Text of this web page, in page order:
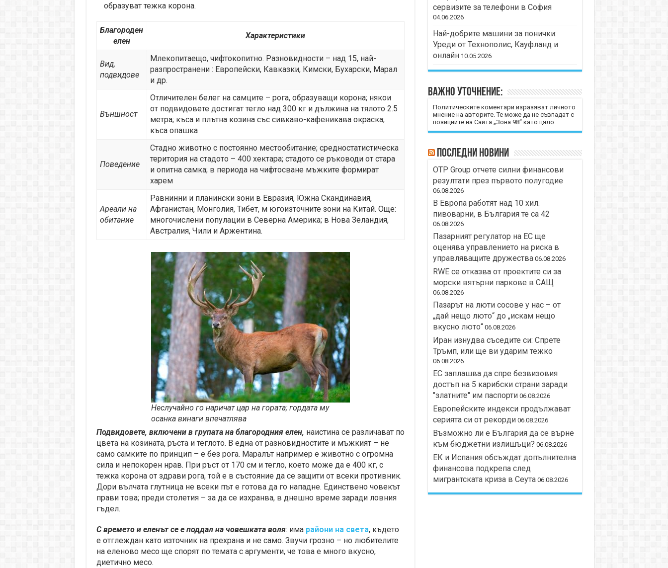
образуват тежка корона.
Благороден
елен
Характеристики
Вид,
подвидове
Млекопитаещо, чифтокопитно. Разновидности – над 15, най-
разпространени : Европейски, Кавказки, Кимски, Бухарски, Марал
и др.
Външност
Отличителен белег на самците – рога, образуващи корона; някои
от подвидовете достигат тегло над 300 кг и дължина на тялото 2.5
метра; къса и плътна козина със сивкаво-кафеникава окраска;
къса опашка
Поведение
Стадно животно с постоянно местообитание; средностатистическа
територия на стадото – 400 хектара; стадото се ръководи от стара
и опитна самка; в периода на чифтосване мъжките формират
харем
Ареали на
обитание
Равнинни и планински зони в Евразия, Южна Скандинавия,
Афганистан, Монголия, Тибет, м югоизточните зони на Китай. Още:
многочислени популации в Северна Америка; в Нова Зеландия,
Австралия, Чили и Аржентина.
Неслучайно го наричат цар на гората; гордата му
осанка винаги впечатлява
Подвидовете, включени в групата на благородния елен, наистина се различават по
цвета на козината, ръста и теглото. В една от разновидностите и мъжкият – не
само самките по принцип – е без рога. Маралът например е животно с огромна
сила и непокорен нрав. При ръст от 170 см и тегло, което може да е 400 кг, с
тежка корона от здрави рога, той е в състояние да се защити от всеки противник.
Дори вълчата глутница не всеки път е готова да го нападне. Единствено човекът
прави това; преди столетия – за да се изхранва, в днешно време заради ловния
гъдел.
С времето и еленът се е поддал на човешката воля: има райони на света, където
е отглеждан като източник на прехрана и не само. Звучи грозно – но любителите
на еленово месо ще спорят по темата с аргументи, че това е много вкусно,
диетично месо.
сервизите за телефони в София
04.06.2026
Най-добрите машини за понички:
Уреди от Технополис, Кауфланд и
онлайн 10.05.2026
Важно уточнение:
Политическите коментари изразяват личното
мнение на авторите. Те може да не съвпадат с
позициите на Сайта „Зона 98“ като цяло.
Последни новини
OTP Group отчете силни финансови
резултати през първото полугодие
06.08.2026
В Европа работят над 10 хил.
пивоварни, в България те са 42
06.08.2026
Пазарният регулатор на ЕС ще
оценява управлението на риска в
управляващите дружества 06.08.2026
RWE се отказва от проектите си за
морски вятърни паркове в САЩ
06.08.2026
Пазарът на люти сосове у нас – от
„дай нещо люто“ до „искам нещо
вкусно люто“ 06.08.2026
Иран изнудва съседите си: Спрете
Тръмп, или ще ви ударим тежко
06.08.2026
ЕС заплашва да спре безвизовия
достъп на 5 карибски страни заради
"златните" им паспорти 06.08.2026
Европейските индекси продължават
серията си от рекорди 06.08.2026
Възможно ли е България да се върне
към бюджетни излишъци? 06.08.2026
ЕК и Испания обсъждат допълнителна
финансова подкрепа след
мигрантската криза в Сеута 06.08.2026